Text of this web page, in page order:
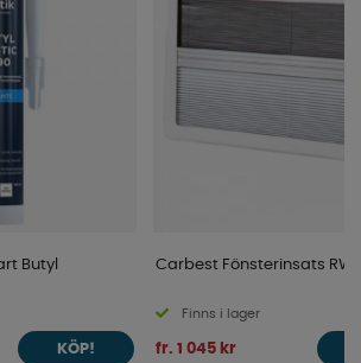
Butyl
KÖP!
Carbest Fönsterinsats
Finns i lager
fr. 1 045 kr